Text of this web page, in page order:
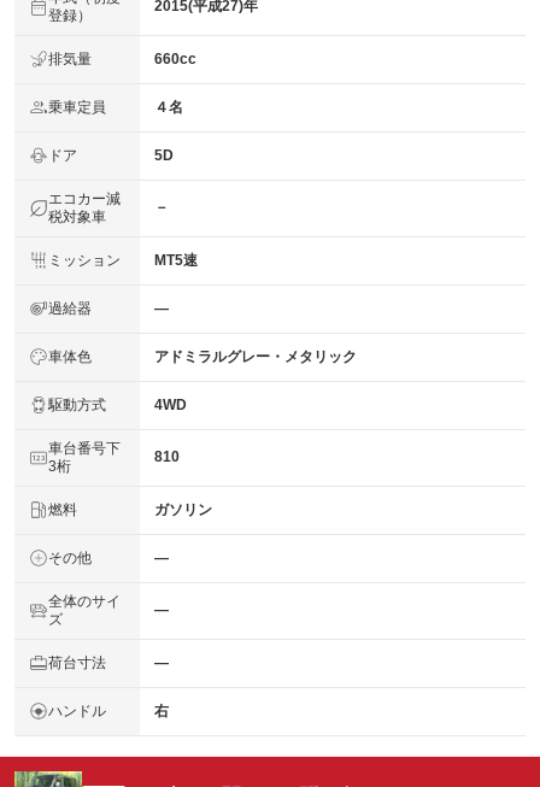
登録）
2015(平成27)年
排気量 660cc
乗車定員 ４名
ドア 5D
エコカー減
税対象車
－
ミッション MT5速
過給器 ―
車体色 アドミラルグレー・メタリック
駆動方式 4WD
車台番号下
3桁
810
燃料 ガソリン
その他 ―
全体のサイ
ズ
―
荷台寸法 ―
ハンドル 右